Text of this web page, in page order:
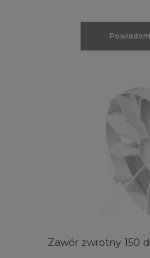
Zawór zwrotny 150